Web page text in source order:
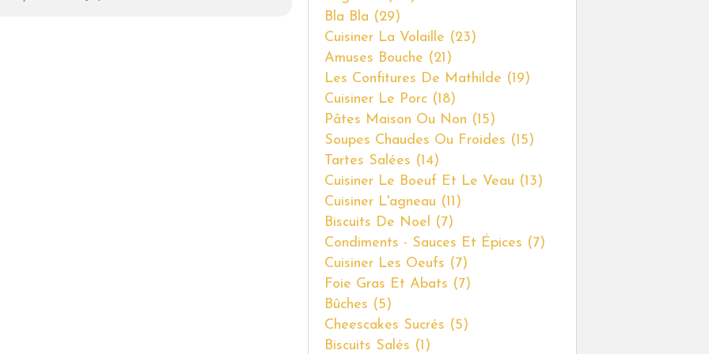
Bla Bla (29)
Cuisiner La Volaille (23)
Amuses Bouche (21)
Les Confitures De Mathilde (19)
Cuisiner Le Porc (18)
Pâtes Maison Ou Non (15)
Soupes Chaudes Ou Froides (15)
Tartes Salées (14)
Cuisiner Le Boeuf Et Le Veau (13)
Cuisiner L'agneau (11)
Biscuits De Noel
(7)
Condiments - Sauces Et Épices (7)
Cuisiner Les Oeufs (7)
Foie Gras Et Abats (7)
Bûches (5)
Cheescakes Sucrés (5)
Biscuits Salés (1)